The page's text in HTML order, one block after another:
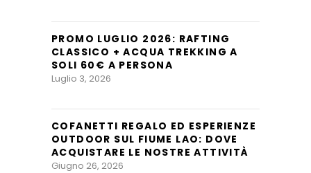
PROMO LUGLIO 2026: RAFTING
CLASSICO + ACQUA TREKKING A
SOLI 60€ A PERSONA
Luglio 3, 2026
COFANETTI REGALO ED ESPERIENZE
OUTDOOR SUL FIUME LAO: DOVE
ACQUISTARE LE NOSTRE ATTIVITÀ
Giugno 26, 2026